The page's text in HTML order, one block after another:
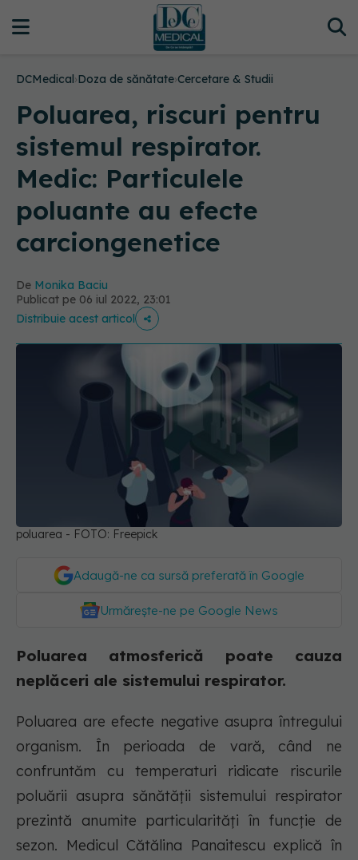
DCMedical›Doza de sănătate›Cercetare & Studii
Poluarea, riscuri pentru
sistemul respirator.
Medic: Particulele
poluante au efecte
carciongenetice
De Monika Baciu
Publicat pe 06 iul 2022, 23:01
Distribuie acest articol
poluarea - FOTO: Freepick
Adaugă-ne ca sursă preferată în Google
Urmărește-ne pe Google News
Poluarea atmosferică poate cauza
neplăceri ale sistemului respirator.
Poluarea are efecte negative asupra întregului
organism. În perioada de vară, când ne
confruntăm cu temperaturi ridicate riscurile
poluării asupra sănătății sistemului respirator
prezintă anumite particularități în funcție de
sezon. Medicul Cătălina Panaitescu explică în